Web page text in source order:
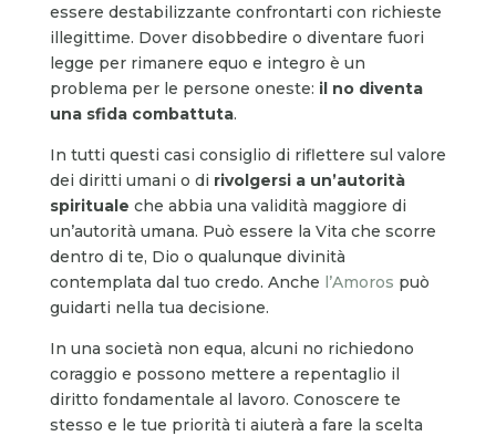
essere destabilizzante confrontarti con richieste
illegittime. Dover disobbedire o diventare fuori
legge per rimanere equo e integro è un
problema per le persone oneste: il no diventa
una sfida combattuta.
In tutti questi casi consiglio di riflettere sul valore
dei diritti umani o di rivolgersi a un’autorità
spirituale che abbia una validità maggiore di
un’autorità umana. Può essere la Vita che scorre
dentro di te, Dio o qualunque divinità
contemplata dal tuo credo. Anche l’Amoros può
guidarti nella tua decisione.
In una società non equa, alcuni no richiedono
coraggio e possono mettere a repentaglio il
diritto fondamentale al lavoro. Conoscere te
stesso e le tue priorità ti aiuterà a fare la scelta